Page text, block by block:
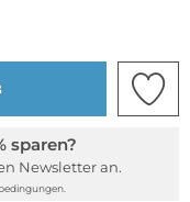
sparen?
Newsletter an.